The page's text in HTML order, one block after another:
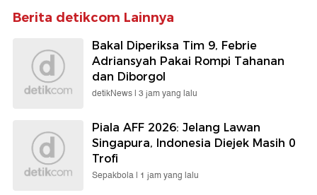
Berita detikcom Lainnya
Bakal Diperiksa Tim 9, Febrie
Adriansyah Pakai Rompi Tahanan
dan Diborgol
detikNews | 3 jam yang lalu
Piala AFF 2026: Jelang Lawan
Singapura, Indonesia Diejek Masih 0
Trofi
Sepakbola | 1 jam yang lalu